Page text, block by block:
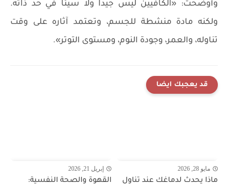
وأوضحت: «الكافيين ليس جيداً ولا سيئاً في حد ذاته.
ولكنه مادة منشطة للجسم، وتعتمد آثاره على وقت
تناوله، والعمر، وجودة النوم، ومستوى التوتر».
قد يعجبك ايضا
مايو 28, 2026
ماذا يحدث لدماغك عند تناول
إبريل 21, 2026
القهوة والصحة النفسية: